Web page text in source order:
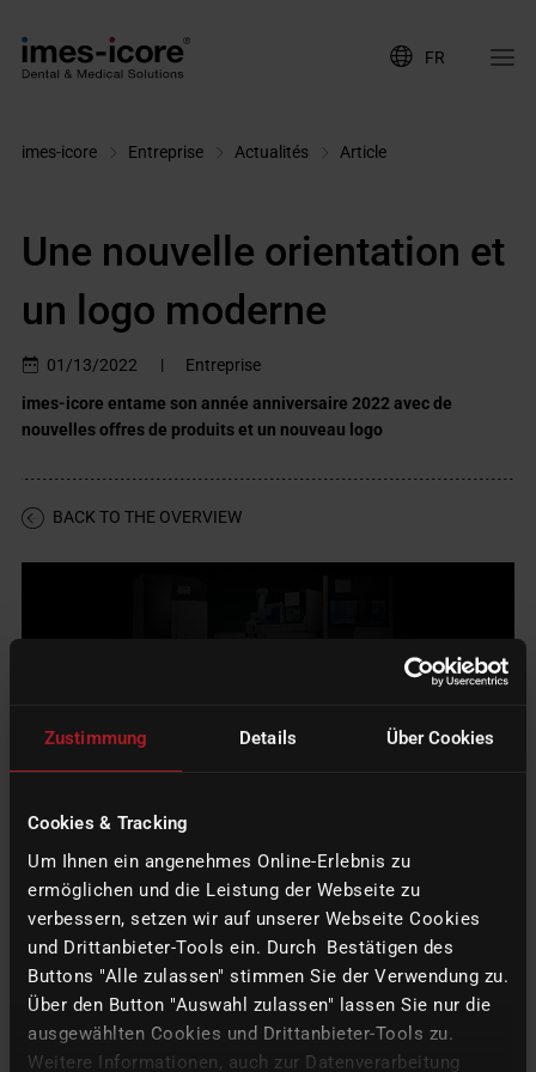
Zustimmung Details Über Cookies
Cookies & Tracking
Um Ihnen ein angenehmes Online-Erlebnis zu
ermöglichen und die Leistung der Webseite zu
verbessern, setzen wir auf unserer Webseite Cookies
und Drittanbieter-Tools ein. Durch Bestätigen des
Buttons "Alle zulassen" stimmen Sie der Verwendung zu.
Über den Button "Auswahl zulassen" lassen Sie nur die
ausgewählten Cookies und Drittanbieter-Tools zu.
Weitere Informationen, auch zur Datenverarbeitung
FR
imes-icore Entreprise Actualités Article
Une nouvelle orientation et
un logo moderne
01/13/2022 |
Entreprise
imes-icore entame son année anniversaire 2022 avec de
nouvelles offres de produits et un nouveau logo
BACK TO THE OVERVIEW
imes-icore GmbH
Im Leibolzgraben 16
36132Eiterfeld
Hessen,Germany